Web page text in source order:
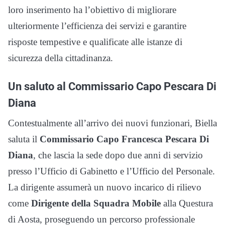
loro inserimento ha l’obiettivo di migliorare
ulteriormente l’efficienza dei servizi e garantire
risposte tempestive e qualificate alle istanze di
sicurezza della cittadinanza.
Un saluto al Commissario Capo Pescara Di
Diana
Contestualmente all’arrivo dei nuovi funzionari, Biella
saluta il Commissario Capo Francesca Pescara Di
Diana, che lascia la sede dopo due anni di servizio
presso l’Ufficio di Gabinetto e l’Ufficio del Personale.
La dirigente assumerà un nuovo incarico di rilievo
come Dirigente della Squadra Mobile alla Questura
di Aosta, proseguendo un percorso professionale